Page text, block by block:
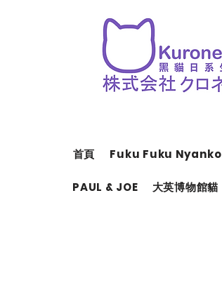
首頁 Fuku Fuku Nyanko
PAUL & JOE 大英博物館貓